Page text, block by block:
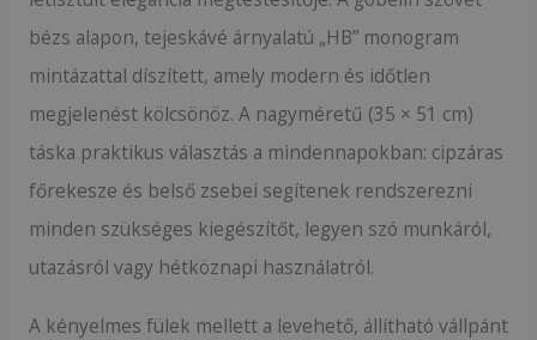
bézs alapon, tejeskávé árnyalatú „HB” monogram
mintázattal díszített, amely modern és időtlen
megjelenést kölcsönöz. A nagyméretű (35 × 51 cm)
táska praktikus választás a mindennapokban: cipzáras
főrekesze és belső zsebei segítenek rendszerezni
minden szükséges kiegészítőt, legyen szó munkáról,
utazásról vagy hétköznapi használatról.
A kényelmes fülek mellett a levehető, állítható vállpánt